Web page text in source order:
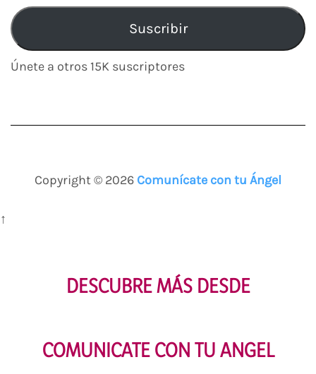
de
correo
electrónico
Suscribir
Únete a otros 15K suscriptores
Copyright © 2026 Comunícate con tu Ángel
↑
DESCUBRE MÁS DESDE
COMUNICATE CON TU ANGEL